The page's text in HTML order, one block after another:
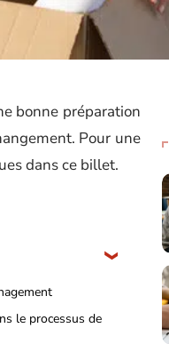
bonne préparation
Pour une
dans ce billet.
le processus de